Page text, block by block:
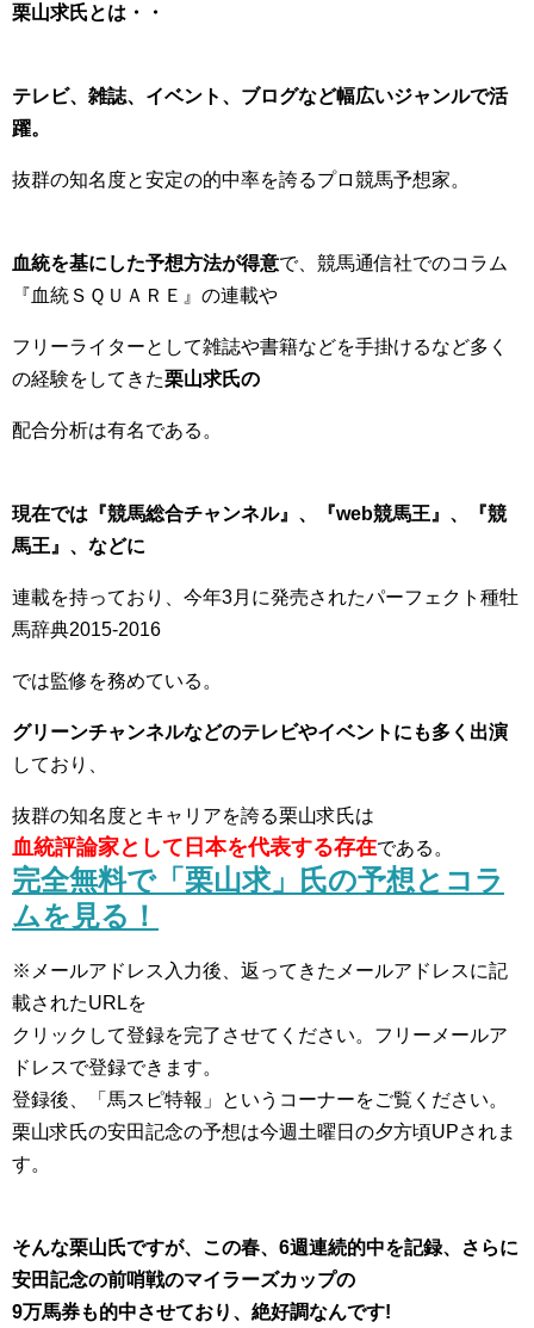
栗山求氏とは・・
テレビ、雑誌、イベント、ブログなど幅広いジャンルで活
躍。
抜群の知名度と安定の的中率を誇るプロ競馬予想家。
血統を基にした予想方法が得意で、競馬通信社でのコラム
『血統ＳＱＵＡＲＥ』の連載や
フリーライターとして雑誌や書籍などを手掛けるなど多く
の経験をしてきた栗山求氏の
配合分析は有名である。
現在では『競馬総合チャンネル』、『web競馬王』、『競
馬王』、などに
連載を持っており、今年3月に発売されたパーフェクト種牡
馬辞典2015-2016
では監修を務めている。
グリーンチャンネルなどのテレビやイベントにも多く出演
しており、
抜群の知名度とキャリアを誇る栗山求氏は
血統評論家として日本を代表する存在である。
完全無料で「栗山求」氏の予想とコラ
ムを見る！
※メールアドレス入力後、返ってきたメールアドレスに記
載されたURLを
クリックして登録を完了させてください。フリーメールア
ドレスで登録できます。
登録後、「馬スピ特報」というコーナーをご覧ください。
栗山求氏の安田記念の予想は今週土曜日の夕方頃UPされま
す。
そんな栗山氏ですが、この春、6週連続的中を記録、さらに
安田記念の前哨戦のマイラーズカップの
9万馬券も的中させており、絶好調なんです!